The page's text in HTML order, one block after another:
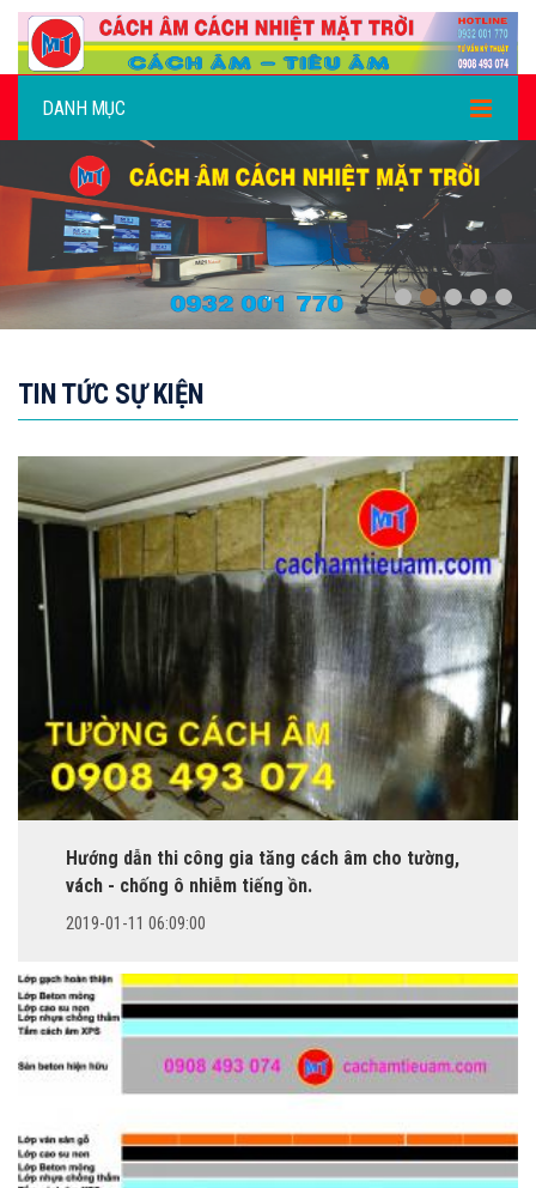
DANH MỤC
,
TIN TỨC SỰ KIỆN
Hướng dẫn thi công gia tăng cách âm cho tường,
vách - chống ô nhiễm tiếng ồn.
2019-01-11 06:09:00